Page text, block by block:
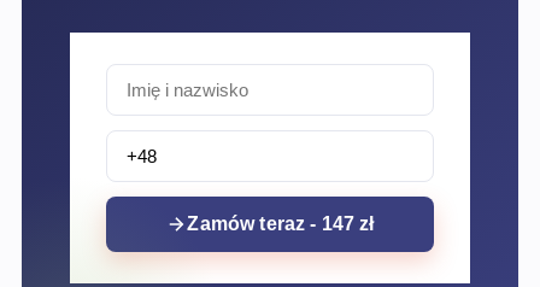
Zamów teraz - 147 zł